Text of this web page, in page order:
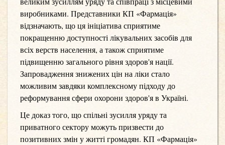
виробниками. Представники КП «Фармація»
відзначають, що ця ініціатива сприятиме
покращенню доступності лікувальних засобів для
всіх верств населення, а також сприятиме
підвищенню загального рівня здоров'я нації.
Запровадження знижених цін на ліки стало
можливим завдяки комплексному підходу до
реформування сфери охорони здоров'я в Україні.
Це доказ того, що спільні зусилля уряду та
приватного сектору можуть призвести до
позитивних змін у житті громадян. КП «Фармація»